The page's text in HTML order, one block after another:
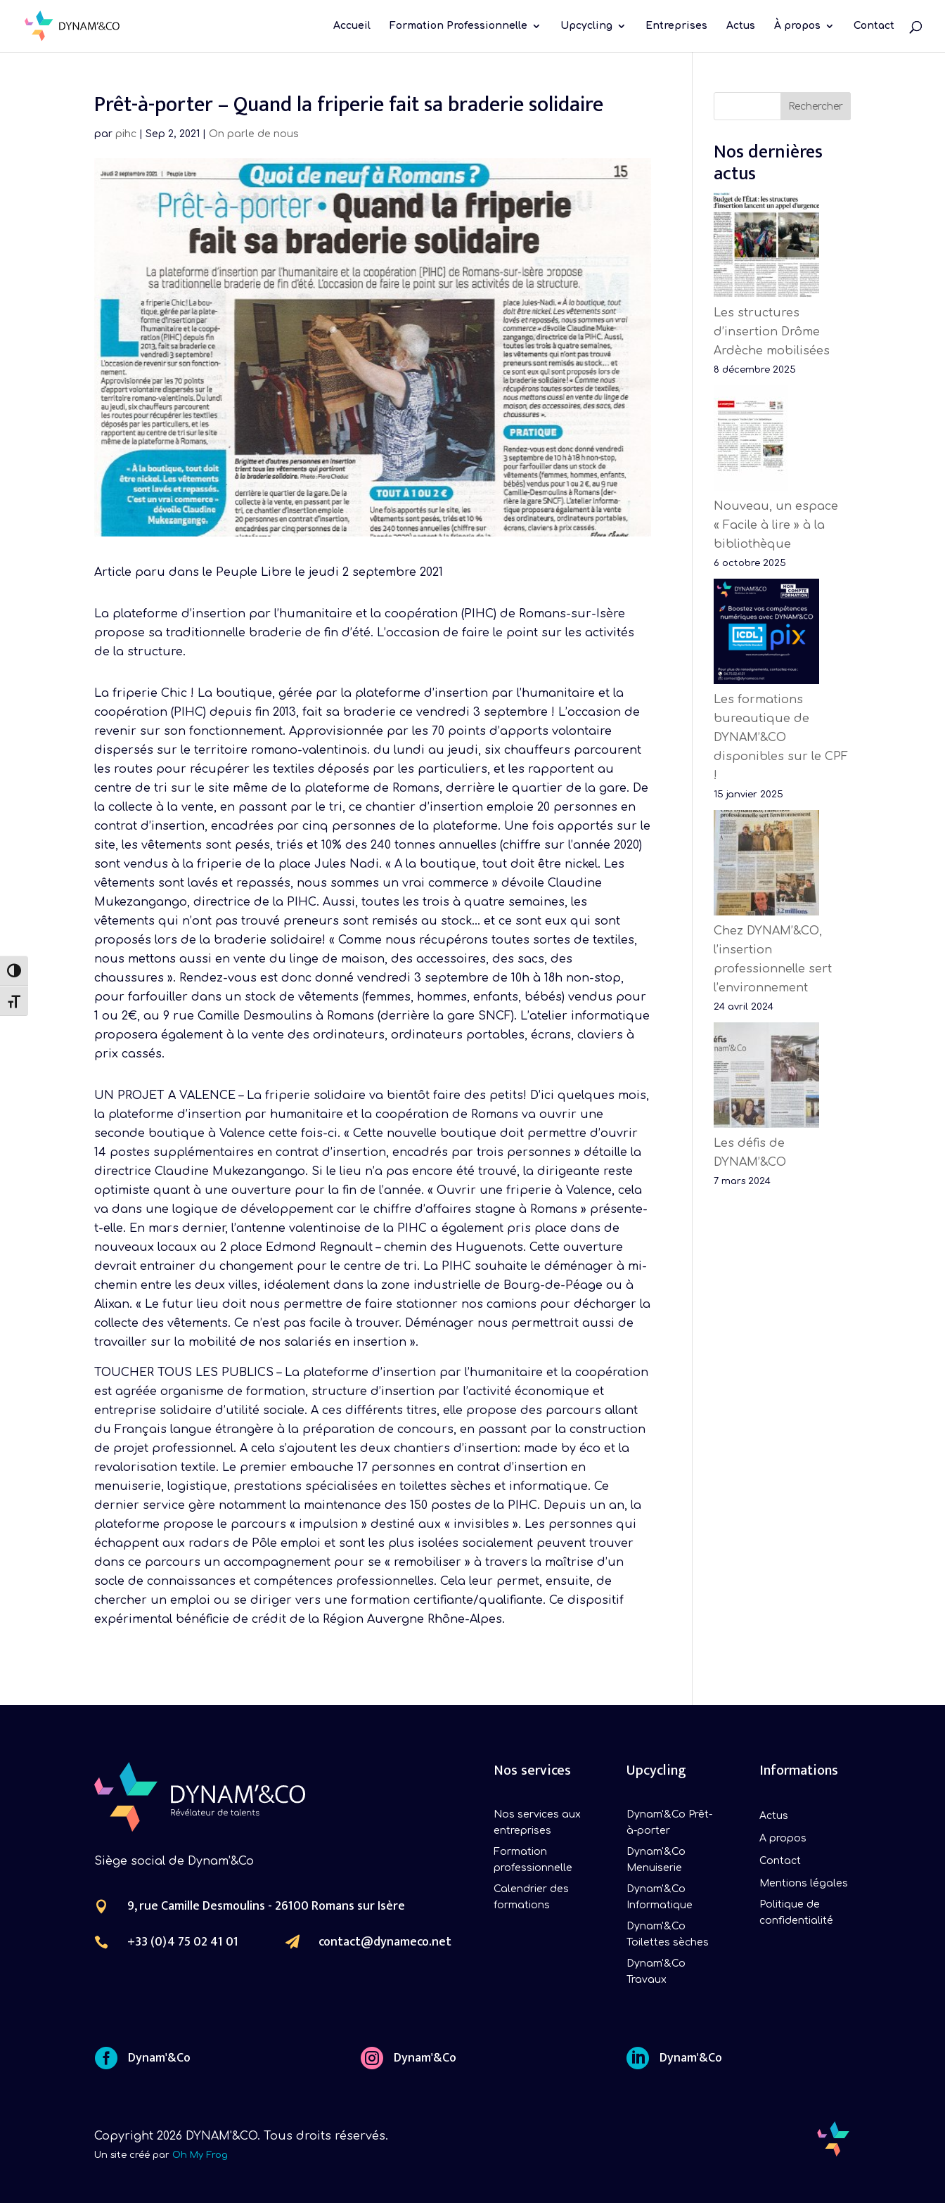
content
Passer en contraste élevé
Changer la taille de la police
Accueil Formation Professionnelle Upcycling Entreprises Actus À propos Contact
Prêt-à-porter – Quand la friperie fait sa braderie solidaire
parpihc |Sep 2, 2021 On parle de nous
Article paru dans le Peuple Libre le jeudi 2 septembre 2021
La plateforme d’insertion par l’humanitaire et la coopération (PIHC) de Romans-sur-Isère
propose sa traditionnelle braderie de fin d’été. L’occasion de faire le point sur les activités
de la structure.
La friperie Chic ! La boutique, gérée par la plateforme d’insertion par l’humanitaire et la
coopération (PIHC) depuis fin 2013, fait sa braderie ce vendredi 3 septembre ! L’occasion de
revenir sur son fonctionnement. Approvisionnée par les 70 points d’apports volontaire
dispersés sur le territoire romano-valentinois. du lundi au jeudi, six chauffeurs parcourent
les routes pour récupérer les textiles déposés par les particuliers, et les rapportent au
centre de tri sur le site même de la plateforme de Romans, derrière le quartier de la gare. De
la collecte à la vente, en passant par le tri, ce chantier d’insertion emploie 20 personnes en
contrat d’insertion, encadrées par cinq personnes de la plateforme. Une fois apportés sur le
site, les vêtements sont pesés, triés et 10% des 240 tonnes annuelles (chiffre sur l’année 2020)
sont vendus à la friperie de la place Jules Nadi. « A la boutique, tout doit être nickel. Les
vêtements sont lavés et repassés, nous sommes un vrai commerce » dévoile Claudine
Mukezangango, directrice de la PIHC. Aussi, toutes les trois à quatre semaines, les
vêtements qui n’ont pas trouvé preneurs sont remisés au stock… et ce sont eux qui sont
proposés lors de la braderie solidaire! « Comme nous récupérons toutes sortes de textiles,
nous mettons aussi en vente du linge de maison, des accessoires, des sacs, des
chaussures ». Rendez-vous est donc donné vendredi 3 septembre de 10h à 18h non-stop,
pour farfouiller dans un stock de vêtements (femmes, hommes, enfants, bébés) vendus pour
1 ou 2€, au 9 rue Camille Desmoulins à Romans (derrière la gare SNCF). L’atelier informatique
proposera également à la vente des ordinateurs, ordinateurs portables, écrans, claviers à
prix cassés.
UN PROJET A VALENCE – La friperie solidaire va bientôt faire des petits! D’ici quelques mois,
la plateforme d’insertion par humanitaire et la coopération de Romans va ouvrir une
seconde boutique à Valence cette fois-ci. « Cette nouvelle boutique doit permettre d’ouvrir
14 postes supplémentaires en contrat d’insertion, encadrés par trois personnes » détaille la
directrice Claudine Mukezangango. Si le lieu n’a pas encore été trouvé, la dirigeante reste
optimiste quant à une ouverture pour la fin de l’année. « Ouvrir une friperie à Valence, cela
va dans une logique de développement car le chiffre d’affaires stagne à Romans » présente-
t-elle. En mars dernier, l’antenne valentinoise de la PIHC a également pris place dans de
nouveaux locaux au 2 place Edmond Regnault – chemin des Huguenots. Cette ouverture
devrait entrainer du changement pour le centre de tri. La PIHC souhaite le déménager à mi-
chemin entre les deux villes, idéalement dans la zone industrielle de Bourg-de-Péage ou à
Alixan. « Le futur lieu doit nous permettre de faire stationner nos camions pour décharger la
collecte des vêtements. Ce n’est pas facile à trouver. Déménager nous permettrait aussi de
travailler sur la mobilité de nos salariés en insertion ».
TOUCHER TOUS LES PUBLICS – La plateforme d’insertion par l’humanitaire et la coopération
est agréée organisme de formation, structure d’insertion par l’activité économique et
entreprise solidaire d’utilité sociale. A ces différents titres, elle propose des parcours allant
du Français langue étrangère à la préparation de concours, en passant par la construction
de projet professionnel. A cela s’ajoutent les deux chantiers d’insertion: made by éco et la
revalorisation textile. Le premier embauche 17 personnes en contrat d’insertion en
menuiserie, logistique, prestations spécialisées en toilettes sèches et informatique. Ce
dernier service gère notamment la maintenance des 150 postes de la PIHC. Depuis un an, la
plateforme propose le parcours « impulsion » destiné aux « invisibles ». Les personnes qui
échappent aux radars de Pôle emploi et sont les plus isolées socialement peuvent trouver
dans ce parcours un accompagnement pour se « remobiliser » à travers la maîtrise d’un
socle de connaissances et compétences professionnelles. Cela leur permet, ensuite, de
chercher un emploi ou se diriger vers une formation certifiante/qualifiante. Ce dispositif
expérimental bénéficie de crédit de la Région Auvergne Rhône-Alpes.
Rechercher
Nos dernières
actus
Les structures
d’insertion Drôme
Ardèche mobilisées
8 décembre 2025
Nouveau, un espace
« Facile à lire » à la
bibliothèque
6 octobre 2025
Les formations
bureautique de
DYNAM’&CO
disponibles sur le CPF
!
15 janvier 2025
Chez DYNAM’&CO,
l’insertion
professionnelle sert
l’environnement
24 avril 2024
Les défis de
DYNAM’&CO
7 mars 2024
Siège social de Dynam’&Co
 9, rue Camille Desmoulins - 26100 Romans sur Isère
 +33 (0)4 75 02 41 01  contact@dynameco.net
Nos services
Nos services aux
entreprises
Formation
professionnelle
Calendrier des
formations
Upcycling
Dynam'&Co Prêt-
à-porter
Dynam'&Co
Menuiserie
Dynam'&Co
Informatique
Dynam'&Co
Toilettes sèches
Dynam'&Co
Travaux
Informations
Actus
A propos
Contact
Mentions légales
Politique de
confidentialité
 Dynam'&Co  Dynam'&Co  Dynam'&Co
Copyright 2026 DYNAM'&CO. Tous droits réservés.
Un site créé par Oh My Frog